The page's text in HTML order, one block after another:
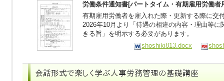
労働条件通知書[パートタイム・有期雇用労働者
有期雇用労働者を雇入れた際・更新する際に交
2026年10月より「待遇の相違の内容・理由等に
きる旨」を明示する必要があります。
shoshiki813.docx